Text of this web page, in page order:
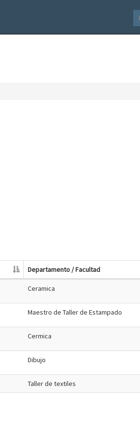
Departamento / Facultad
Ceramica
Maestro de Taller de Estampado
Cermica
Dibujo
Taller de textiles